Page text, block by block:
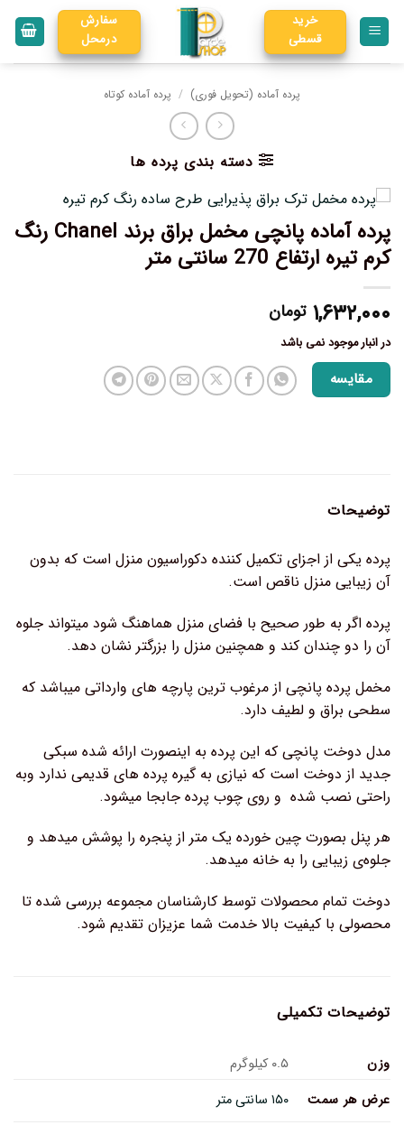
خرید
قسطی
سفارش
درمحل
پرده آماده (تحویل فوری) / پرده آماده کوتاه
دسته بندی پرده ها
پرده آماده پانچی مخمل براق برند Chanel رنگ
کرم تیره ارتفاع 270 سانتی متر
۱,۶۳۲,۰۰۰ تومان
در انبار موجود نمی باشد
مقایسه
توضیحات
پرده یکی از اجزای تکمیل کننده دکوراسیون منزل است که بدون
آن زیبایی منزل ناقص است.
پرده اگر به طور صحیح با فضای منزل هماهنگ شود میتواند جلوه
آن را دو چندان کند و همچنین منزل را بزرگتر نشان دهد.
مخمل پرده پانچی از مرغوب ترین پارچه های وارداتی میباشد که
سطحی براق و لطیف دارد.
مدل دوخت پانچی که این پرده به اینصورت ارائه شده سبکی
جدید از دوخت است که نیازی به گیره پرده های قدیمی ندارد وبه
راحتی نصب شده و روی چوب پرده جابجا میشود.
هر پنل بصورت چین خورده یک متر از پنجره را پوشش میدهد و
جلوه‌ی زیبایی را به خانه میدهد.
دوخت تمام محصولات توسط کارشناسان مجموعه بررسی شده تا
محصولی با کیفیت بالا خدمت شما عزیزان تقدیم شود.
توضیحات تکمیلی
وزن
۰.۵ کیلوگرم
عرض هر سمت
۱۵۰ سانتی متر